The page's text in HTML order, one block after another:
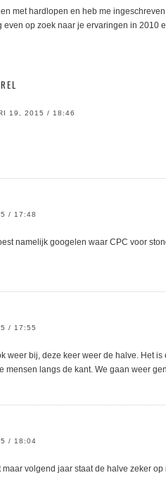
met hardlopen en heb me
even op zoek naar je ervaringen in 2010
19, 2015 / 18:46
/ 17:48
namelijk googelen waar CPC voor
/ 17:55
weer bij, deze keer weer de halve. Het
mensen langs de kant. We gaan weer
/ 18:04
volgend jaar staat de halve zeker